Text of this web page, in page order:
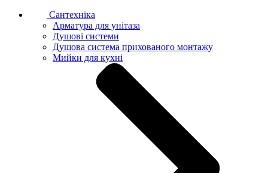
Сантехніка
Арматура для унітаза
Душові системи
Душова система прихованого монтажу
Мийки для кухні